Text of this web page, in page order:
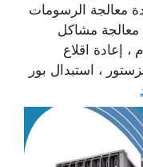
معالجة الرسومات
معالجة مشاكل
، إعادة اقلاع
، استبدال بور